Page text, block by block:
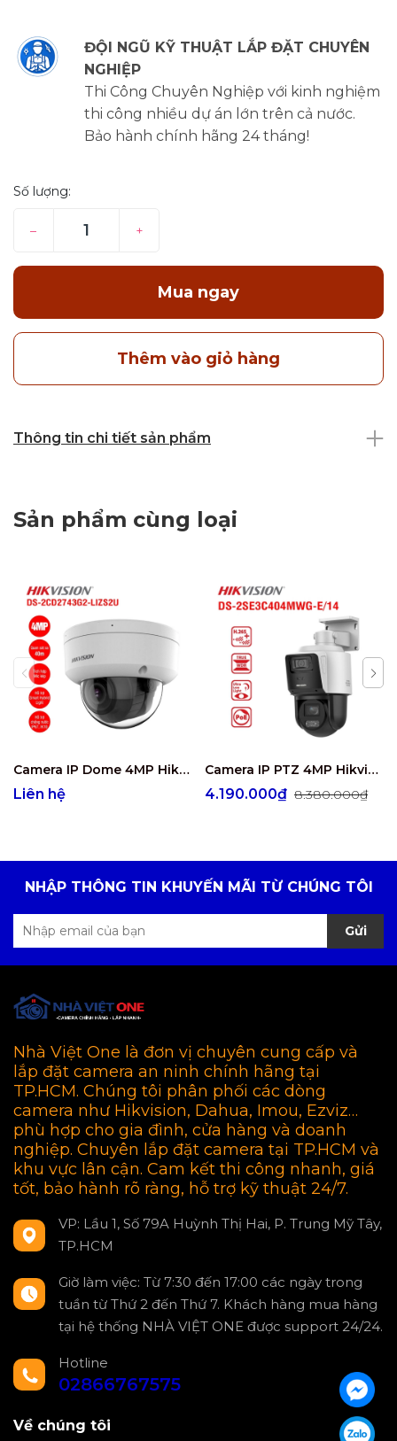
ĐỘI NGŨ KỸ THUẬT LẮP ĐẶT CHUYÊN
NGHIỆP
Thi Công Chuyên Nghiệp với kinh nghiệm
thi công nhiều dự án lớn trên cả nước.
Bảo hành chính hãng 24 tháng!
Số lượng:
– +
Mua ngay
Thêm vào giỏ hàng
Thông tin chi tiết sản phẩm
Sản phẩm cùng loại
Camera IP Dome 4MP Hikvision DS-2CD2743G2-LIZS2U
Liên hệ
Camera IP PTZ 4MP Hikvision DS-2SE3C404MWG-E/14
4.190.000₫ 8.380.000₫
NHẬP THÔNG TIN KHUYẾN MÃI TỪ CHÚNG TÔI
Gửi
Nhà Việt One là đơn vị chuyên cung cấp và
lắp đặt camera an ninh chính hãng tại
TP.HCM. Chúng tôi phân phối các dòng
camera như Hikvision, Dahua, Imou, Ezviz…
phù hợp cho gia đình, cửa hàng và doanh
nghiệp. Chuyên lắp đặt camera tại TP.HCM và
khu vực lân cận. Cam kết thi công nhanh, giá
tốt, bảo hành rõ ràng, hỗ trợ kỹ thuật 24/7.
VP: Lầu 1, Số 79A Huỳnh Thị Hai, P. Trung Mỹ Tây,
TP.HCM
Giờ làm việc: Từ 7:30 đến 17:00 các ngày trong
tuần từ Thứ 2 đến Thứ 7. Khách hàng mua hàng
tại hệ thống NHÀ VIỆT ONE được support 24/24.
Hotline
02866767575
Về chúng tôi